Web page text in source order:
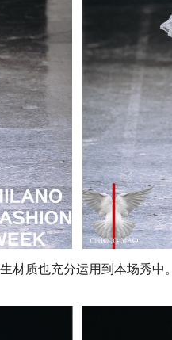
材质也充分运用到本场秀中。